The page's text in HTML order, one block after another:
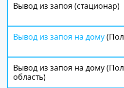
Вывод из запоя (стационар)
Вывод из запоя на дому
Вывод из запоя на дому
область)